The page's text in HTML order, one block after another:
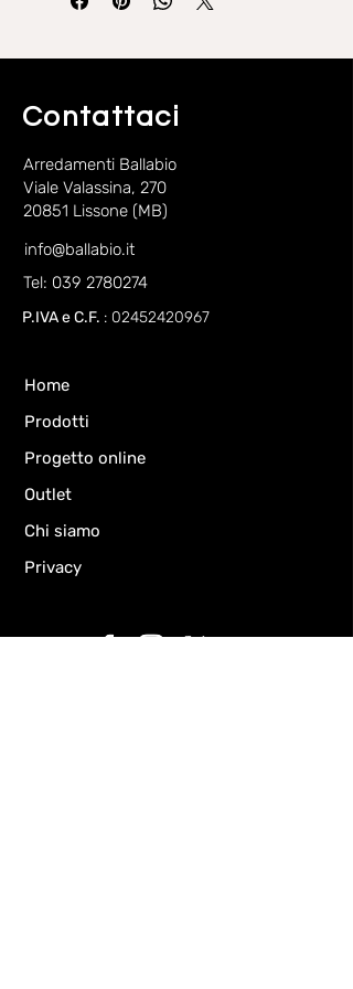
essenze, colori, materici.
cotone, HOP o cotone operato in
Contattaci
Arredamenti Ballabio
Viale Valassina, 270
20851 Lissone (MB)
info@ballabio.it
Tel: 039 2780274
P.IVA e C.F. : 02452420967
Home
Prodotti
Progetto online
Outlet
Chi siamo
Privacy